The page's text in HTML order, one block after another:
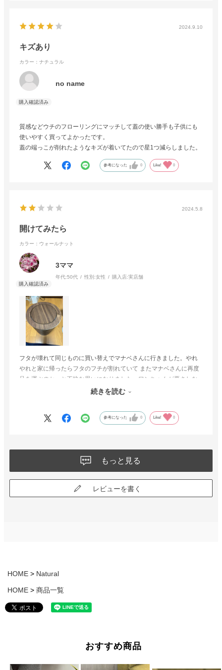
2024.9.10
キズあり
カラー：ナチュラル
no name
質感などウチのフローリングにマッチして蓋の使い勝手も子供にも
使いやすく買ってよかったです。
蓋の端っこが削れたようなキズが着いてたので星1つ減らしました。
参考になった 0 Like! 0
2024.5.8
開けてみたら
カラー：ウォールナット
3ママ
年代:50代 性別:女性 購入店:実店舗
フタが壊れて同じものに買い替えでマナベさんに行きました。やれ
やれと家に帰ったらフタのフチが割れていて またマナベさんに再度
足を運ぶのかーと不快な思いになりました。ワンちゃんが悪さしな
いようにこのフタは良くて気にいってます。木で出来ているものは
続きを読む
参考になった 0 Like! 0
もっと見る
レビューを書く
HOME Natural
HOME 商品一覧
おすすめ商品